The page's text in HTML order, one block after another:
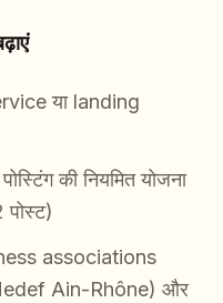
या landing
की नियमित योजना
associations
Ain-Rhône) और